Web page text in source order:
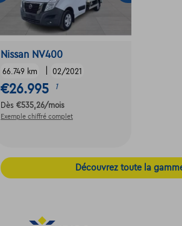
Nissan NV400
66.749 km 02/2021
€26.995 1
Dès €535,26/mois
Exemple chiffré complet
Découvrez toute la